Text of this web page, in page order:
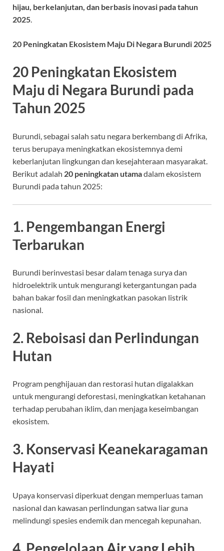
hijau, berkelanjutan, dan berbasis inovasi pada tahun
2025.
20 Peningkatan Ekosistem Maju Di Negara Burundi 2025
20 Peningkatan Ekosistem
Maju di Negara Burundi pada
Tahun 2025
Burundi, sebagai salah satu negara berkembang di Afrika,
terus berupaya meningkatkan ekosistemnya demi
keberlanjutan lingkungan dan kesejahteraan masyarakat.
Berikut adalah 20 peningkatan utamadalam ekosistem
Burundi pada tahun 2025:
1. Pengembangan Energi
Terbarukan
Burundi berinvestasi besar dalam tenaga surya dan
hidroelektrik untuk mengurangi ketergantungan pada
bahan bakar fosil dan meningkatkan pasokan listrik
nasional.
2. Reboisasi dan Perlindungan
Hutan
Program penghijauan dan restorasi hutan digalakkan
untuk mengurangi deforestasi, meningkatkan ketahanan
terhadap perubahan iklim, dan menjaga keseimbangan
ekosistem.
3. Konservasi Keanekaragaman
Hayati
Upaya konservasi diperkuat dengan memperluas taman
nasional dan kawasan perlindungan satwa liar guna
melindungi spesies endemik dan mencegah kepunahan.